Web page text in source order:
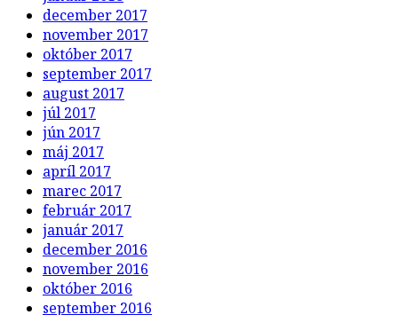
december 2017
november 2017
október 2017
september 2017
august 2017
júl 2017
jún 2017
máj 2017
apríl 2017
marec 2017
február 2017
január 2017
december 2016
november 2016
október 2016
september 2016